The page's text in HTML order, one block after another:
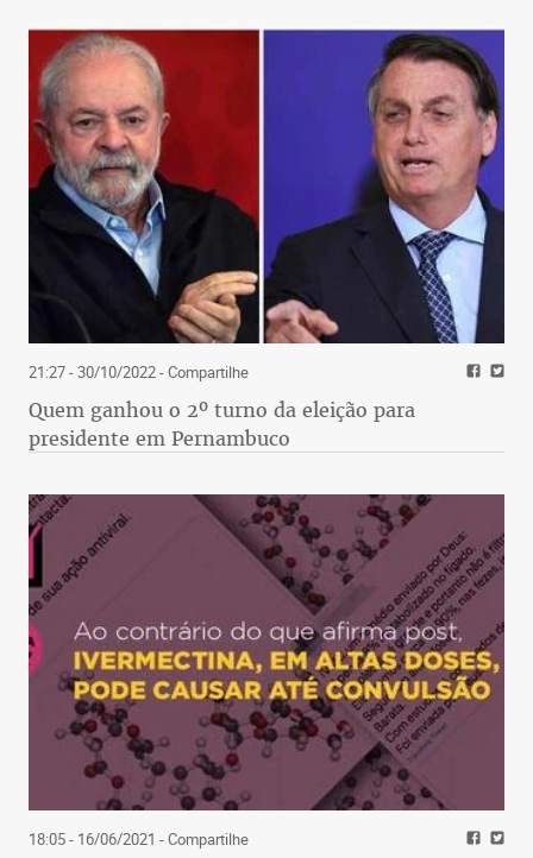
Rapidinhas
A venda de motos caiu 15% em 2020 – fatores
como renda e dificuldades na obtenção de crédito
pesaram no resultado. Para destravar os negócios,
a Boa Vista lançou um software que ajuda
concessionárias e instituições financeiras a
identificar, com maior precisão, clientes propensos
e não propensos a aceitar um financiamento.
21:27 - 30/10/2022- Compartilhe
Quem ganhou o 2º turno da eleição para
presidente em Pernambuco
18:05 - 16/06/2021 - Compartilhe